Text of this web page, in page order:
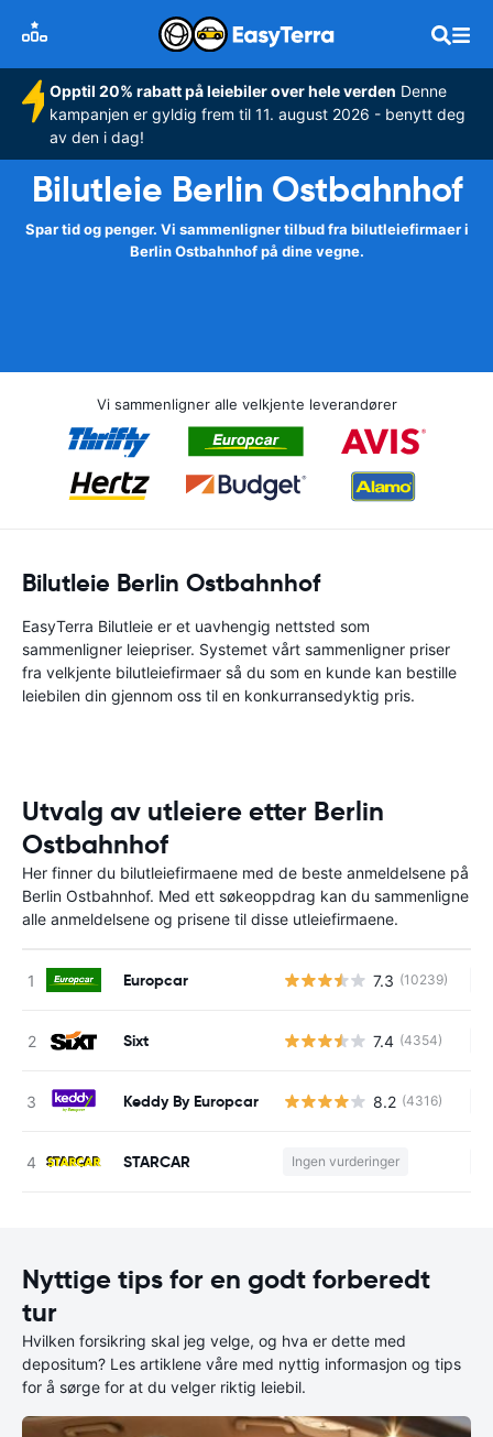
Opptil 20% rabatt på leiebiler over hele verden Denne
kampanjen er gyldig frem til 11. august 2026 - benytt deg
av den i dag!
Bilutleie Berlin Ostbahnhof
Spar tid og penger. Vi sammenligner tilbud fra bilutleiefirmaer i
Berlin Ostbahnhof på dine vegne.
Vi sammenligner alle velkjente leverandører
Bilutleie Berlin Ostbahnhof
EasyTerra Bilutleie er et uavhengig nettsted som
sammenligner leiepriser. Systemet vårt sammenligner priser
fra velkjente bilutleiefirmaer så du som en kunde kan bestille
leiebilen din gjennom oss til en konkurransedyktig pris.
Utvalg av utleiere etter Berlin
Ostbahnhof
Her finner du bilutleiefirmaene med de beste anmeldelsene på
Berlin Ostbahnhof. Med ett søkeoppdrag kan du sammenligne
alle anmeldelsene og prisene til disse utleiefirmaene.
Europcar 7.3 (10239)
Sixt 7.4 (4354)
Keddy By Europcar 8.2 (4316)
STARCAR Ingen vurderinger
Nyttige tips for en godt forberedt
tur
Hvilken forsikring skal jeg velge, og hva er dette med
depositum? Les artiklene våre med nyttig informasjon og tips
for å sørge for at du velger riktig leiebil.